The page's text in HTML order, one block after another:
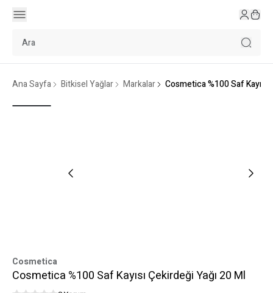
Ana Sayfa Bitkisel Yağlar Markalar Cosmetica %100 Saf Kayısı
Cosmetica
Cosmetica %100 Saf Kayısı Çekirdeği Yağı 20 Ml